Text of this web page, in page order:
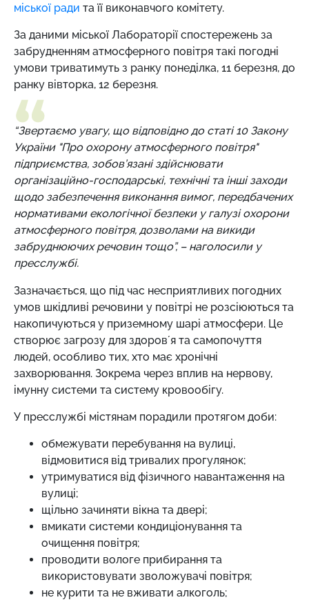
міської ради та її виконавчого комітету.
За даними міської Лабораторії спостережень за
забрудненням атмосферного повітря такі погодні
умови триватимуть з ранку понеділка, 11 березня, до
ранку вівторка, 12 березня.
“Звертаємо увагу, що відповідно до статі 10 Закону
України "Про охорону атмосферного повітря"
підприємства, зобов’язані здійснювати
організаційно-господарські, технічні та інші заходи
щодо забезпечення виконання вимог, передбачених
нормативами екологічної безпеки у галузі охорони
атмосферного повітря, дозволами на викиди
забруднюючих речовин тощо”, – наголосили у
пресслужбі.
Зазначається, що під час несприятливих погодних
умов шкідливі речовини у повітрі не розсіюються та
накопичуються у приземному шарі атмосфери. Це
створює загрозу для здоровʼя та самопочуття
людей, особливо тих, хто має хронічні
захворювання. Зокрема через вплив на нервову,
імунну системи та систему кровообігу.
У пресслужбі містянам порадили протягом доби:
обмежувати перебування на вулиці,
відмовитися від тривалих прогулянок;
утримуватися від фізичного навантаження на
вулиці;
щільно зачиняти вікна та двері;
вмикати системи кондиціонування та
очищення повітря;
проводити вологе прибирання та
використовувати зволожувачі повітря;
не курити та не вживати алкоголь;